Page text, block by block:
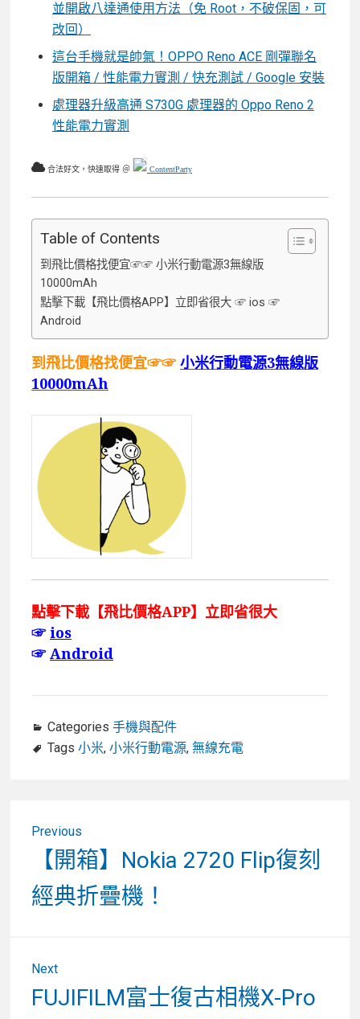
並開啟八達通使用方法（免 Root，不破保固，可
改回）
這台手機就是帥氣！OPPO Reno ACE 剛彈聯名
版開箱 / 性能電力實測 / 快充測試 / Google 安裝
處理器升級高通 S730G 處理器的 Oppo Reno 2
性能電力實測
合法好文，快速取得 ＠ ContentParty
Table of Contents
到飛比價格找便宜☞☞ 小米行動電源3無線版
10000mAh
點擊下載【飛比價格APP】立即省很大 ☞ ios ☞
Android
到飛比價格找便宜☞☞ 小米行動電源3無線版
10000mAh
點擊下載【飛比價格APP】立即省很大
☞ios
☞Android
Categories 手機與配件
Tags 小米, 小米行動電源, 無線充電
Previous
Previous
post:
【開箱】Nokia 2720 Flip復刻
經典折疊機！
Next
Next
post:
FUJIFILM富士復古相機X-Pro